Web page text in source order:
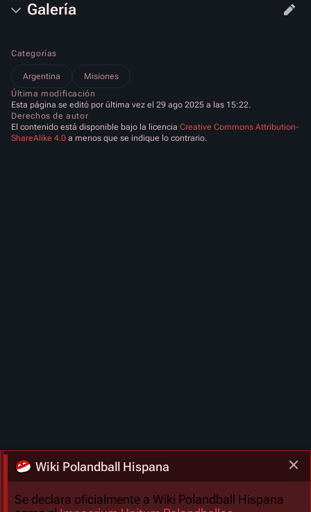
Wiki Polandball Hispana
Se declara oficialmente a Wiki Polandball Hispana
Galería
Categorías
Argentina
Misiones
Última modificación
Esta página se editó por última vez el 29 ago 2025 a las 15:22.
Derechos de autor
El contenido está disponible bajo la licencia Creative Commons Attribution-
ShareAlike 4.0 a menos que se indique lo contrario.